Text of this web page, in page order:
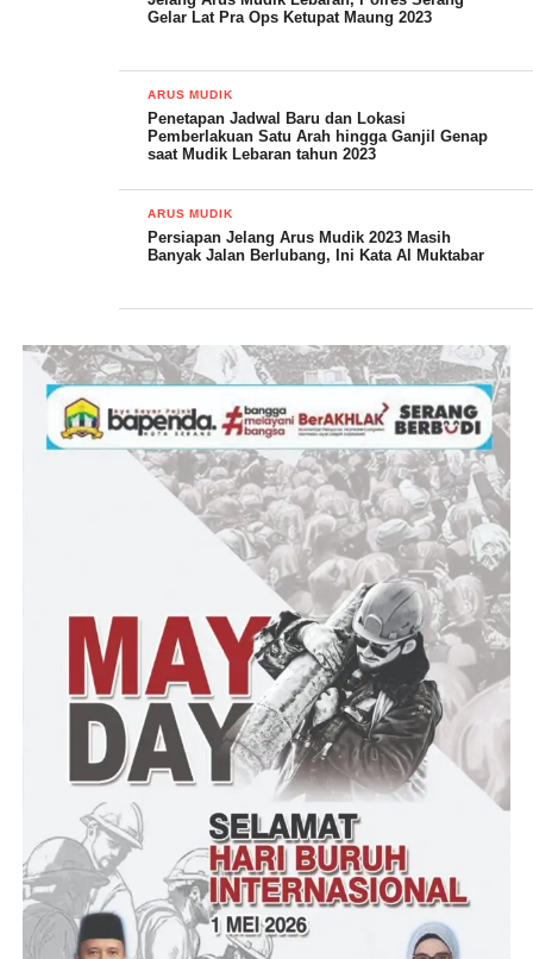
Sementara itu Komandan Koramil (Danramil) 0111/Pagelaran
Koramil jajaran kodim 0601/Pandeglang untuk membantu
kepolisian di pos pengamanan.
“Koramil 0111/Pagelaran mendapat tugas di pos pengamanan
terminal Labuan karena terminal Labuan masuk ke wilayah
teritorial Koramil 0111/Pagelaran tepatnya di desa Margasana
kecamatan Pagelaran,” ucapnya singkat.
Indrimardi22 – S. Suryamin
Post Views: 21
Gelar Lat Pra Ops Ketupat Maung 2023
ARUS MUDIK
Penetapan Jadwal Baru dan Lokasi
Pemberlakuan Satu Arah hingga Ganjil Genap
saat Mudik Lebaran tahun 2023
ARUS MUDIK
Persiapan Jelang Arus Mudik 2023 Masih
Banyak Jalan Berlubang, Ini Kata Al Muktabar